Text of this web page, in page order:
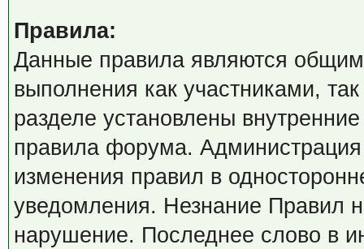
Правила:
Данные правила являются
выполнения как участниками,
разделе установлены
правила форума.
изменения правил в
уведомления. Незнание Правил
нарушение. Последнее слово в